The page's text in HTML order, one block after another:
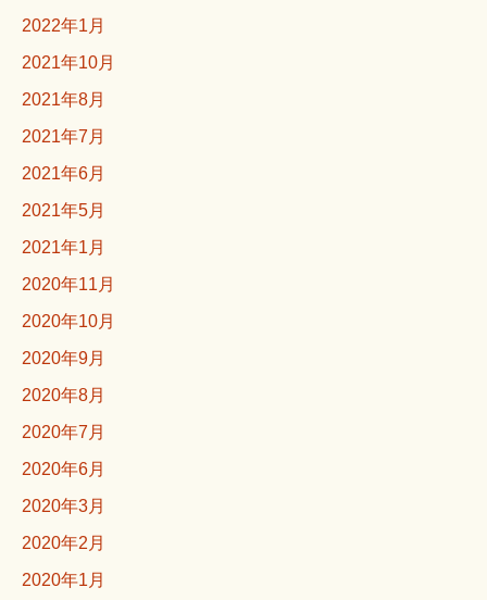
2022年1月
2021年10月
2021年8月
2021年7月
2021年6月
2021年5月
2021年1月
2020年11月
2020年10月
2020年9月
2020年8月
2020年7月
2020年6月
2020年3月
2020年2月
2020年1月